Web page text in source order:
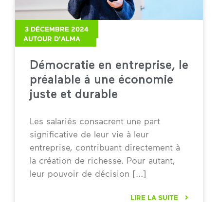
AUTOUR D'ALMA
Démocratie en entreprise, le
préalable à une économie
juste et durable
Les salariés consacrent une part
significative de leur vie à leur
entreprise, contribuant directement à
la création de richesse. Pour autant,
leur pouvoir de décision
LIRE LA SUITE
3 DÉCEMBRE 2024